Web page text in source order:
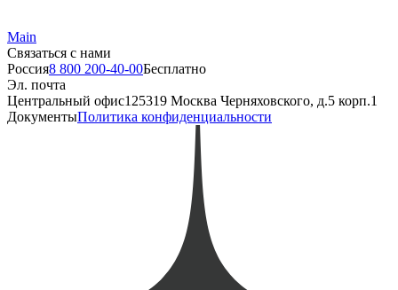
Main
Связаться с нами
Россия8 800 200-40-00Бесплатно
Эл. почта
Центральный офис125319 Москва Черняховского, д.5 корп.1
ДокументыПолитика конфиденциальности